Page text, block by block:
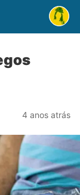
4 anos atrás